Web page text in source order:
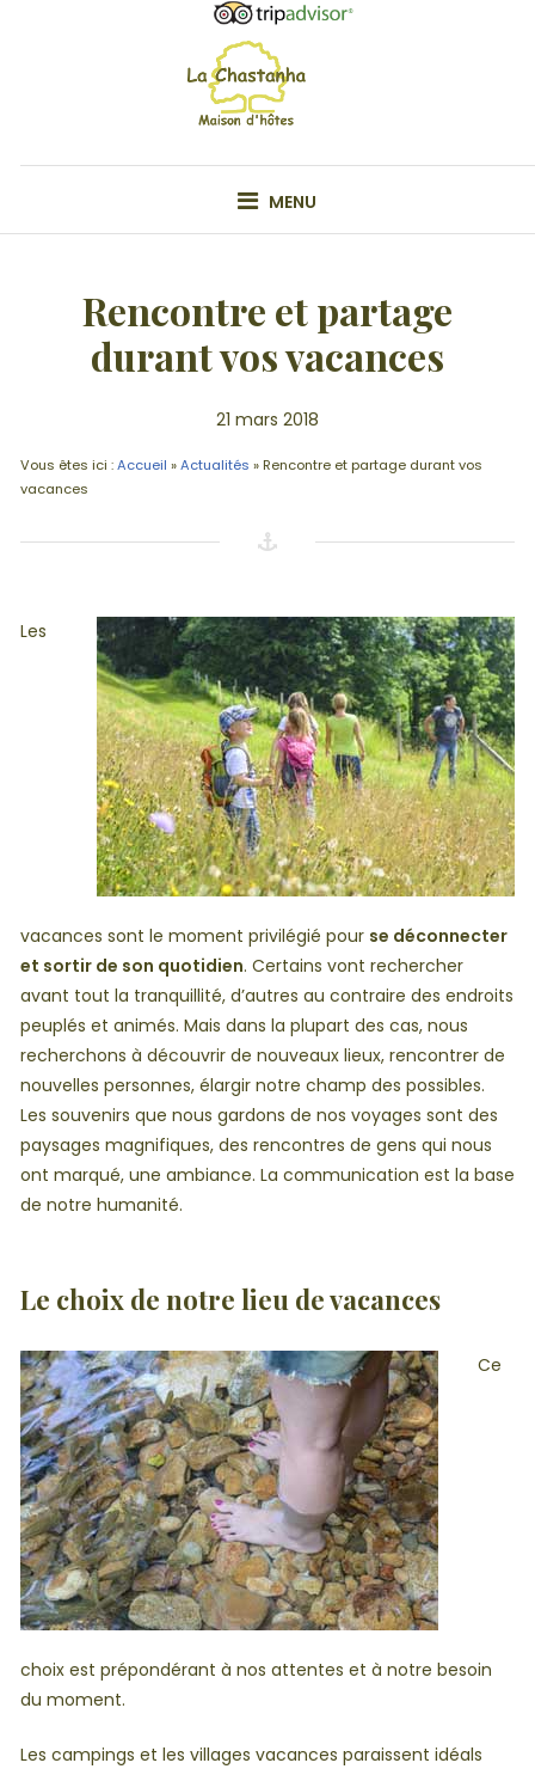
MENU
Rencontre et partage
durant vos vacances
21 mars 2018
Vous êtes ici :Accueil »Actualités »Rencontre et partage durant vos
vacances
Les
vacances sont le moment privilégié pour se déconnecter
et sortir de son quotidien. Certains vont rechercher
avant tout la tranquillité, d’autres au contraire des endroits
peuplés et animés. Mais dans la plupart des cas, nous
recherchons à découvrir de nouveaux lieux, rencontrer de
nouvelles personnes, élargir notre champ des possibles.
Les souvenirs que nous gardons de nos voyages sont des
paysages magnifiques, des rencontres de gens qui nous
ont marqué, une ambiance. La communication est la base
de notre humanité.
Le choix de notre lieu de vacances
Ce
choix est prépondérant à nos attentes et à notre besoin
du moment.
Les campings et les villages vacances paraissent idéals